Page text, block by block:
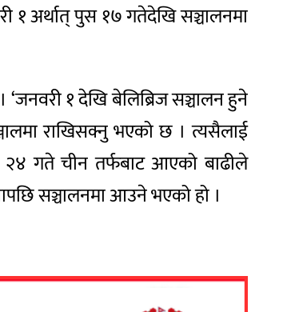
१ अर्थात् पुस १७ गतेदेखि सञ्चालनमा
‘जनवरी १ देखि बेलिब्रिज सञ्चालन हुने
राखिसक्नु भएको छ । त्यसैलाई
२४ गते चीन तर्फबाट आएको बाढीले
सञ्चालनमा आउने भएको हो ।